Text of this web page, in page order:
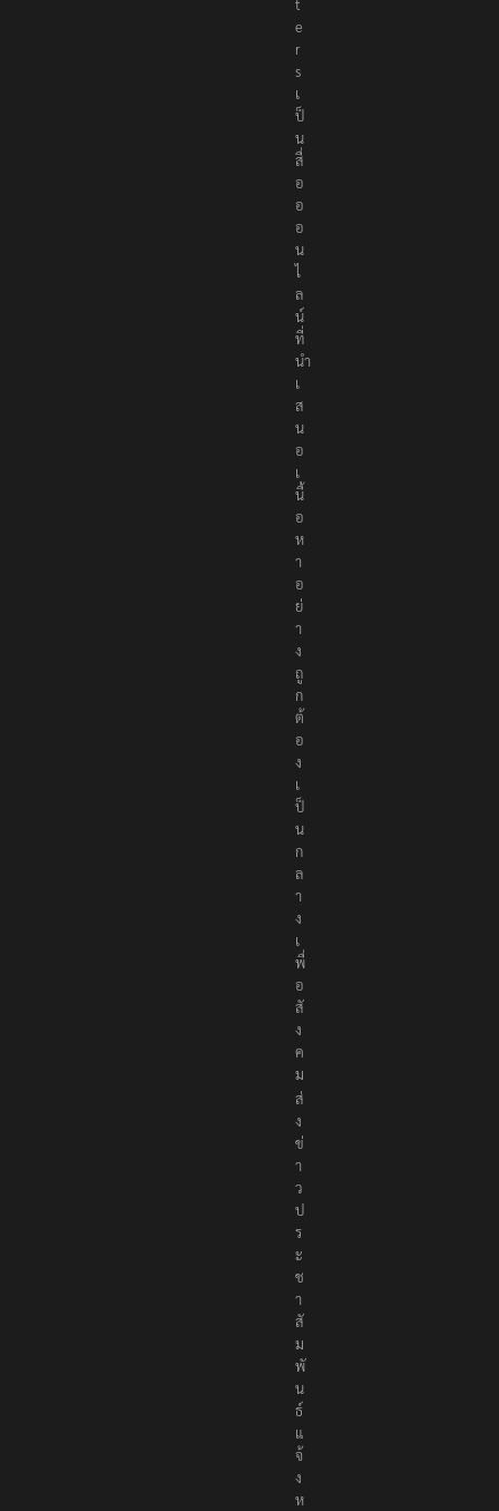
t
e
r
s
เ
ป็
น
สื่
อ
อ
อ
น
ไ
ล
น์
ที่
นำ
เ
ส
น
อ
เ
นื้
อ
ห
า
อ
ย่
า
ง
ถู
ก
ต้
อ
ง
เ
ป็
น
ก
ล
า
ง
เ
พื่
อ
สั
ง
ค
ม
ส่
ง
ข่
า
ว
ป
ร
ะ
ช
า
สั
ม
พั
น
ธ์
แ
จ้
ง
ห